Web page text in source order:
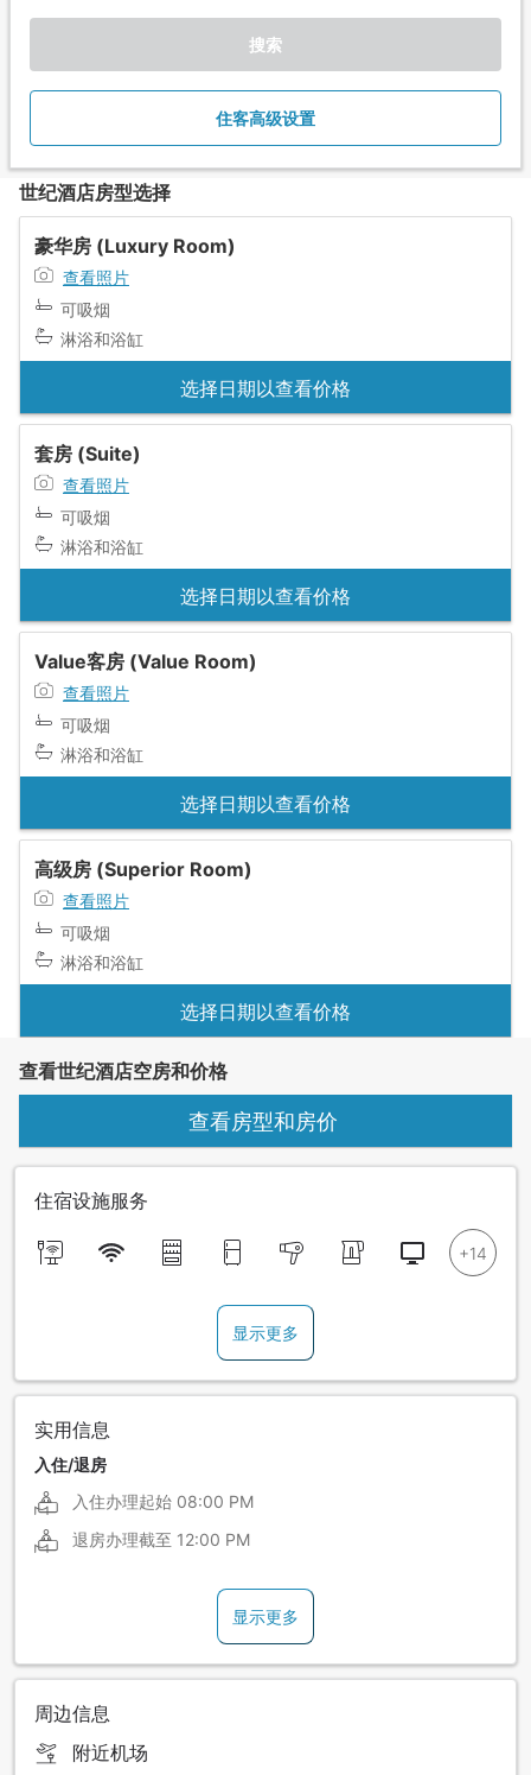
搜索
住客高级设置
世纪酒店房型选择
豪华房 (Luxury Room)
查看照片
可吸烟
淋浴和浴缸
选择日期以查看价格
套房 (Suite)
查看照片
可吸烟
淋浴和浴缸
选择日期以查看价格
Value客房 (Value Room)
查看照片
可吸烟
淋浴和浴缸
选择日期以查看价格
高级房 (Superior Room)
查看照片
可吸烟
淋浴和浴缸
选择日期以查看价格
查看世纪酒店空房和价格
查看房型和房价
住宿设施服务
显示更多
实用信息
入住/退房
入住办理起始 08:00 PM
退房办理截至 12:00 PM
显示更多
周边信息
附近机场